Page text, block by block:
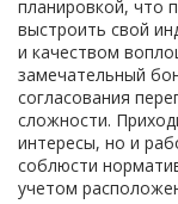
планировкой, что
выстроить свой
и качеством
замечательный
согласования
сложности.
интересы, но и
соблюсти
учетом